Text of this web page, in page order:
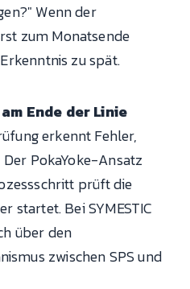
Wenn der
zum Monatsende
zu spät.
Ende der Linie
erkennt Fehler,
PokaYoke-Ansatz
prüft die
startet. Bei SYMESTIC
über den
zwischen SPS und